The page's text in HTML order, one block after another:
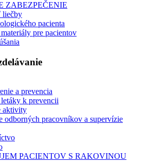
ZABEZPEČENIE
liečby
pacienta
pre pacientov
a prevencia
k prevencii
aktivity
odborných pracovníkov a supervízie
PACIENTOV S RAKOVINOU